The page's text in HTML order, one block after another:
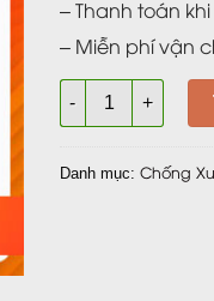
– Thanh toán
– Miễn phí vận
Combo Xtramax
Danh mục: Chống